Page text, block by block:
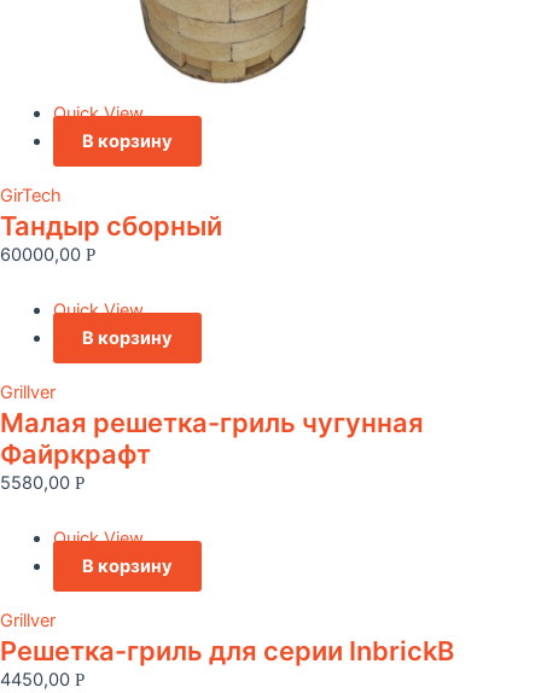
Quick View
В корзину
GirTech
Тандыр сборный
60000,00 Р
Quick View
В корзину
Grillver
Малая решетка-гриль чугунная
Файркрафт
5580,00 Р
Quick View
В корзину
Grillver
Решетка-гриль для серии InbrickВ
4450,00 Р